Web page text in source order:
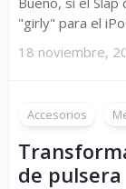
"girly" para el
18 noviembre,
Accesorios
de pulsera